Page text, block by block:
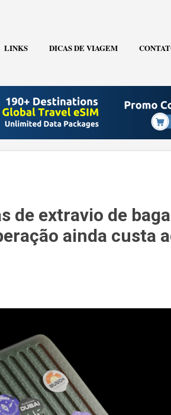
LINKS DICAS DE VIAGEM
de extravio de
ainda custa